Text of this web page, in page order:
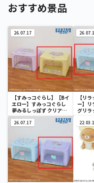
おすすめ景品
26.07.17
【すみっコぐらし】【Bイ
エロー】すみっコぐらし
夢みるしっぽず クリア窓
付き収納ボックス
【リ
ー】リ
グリラ
26.07.17